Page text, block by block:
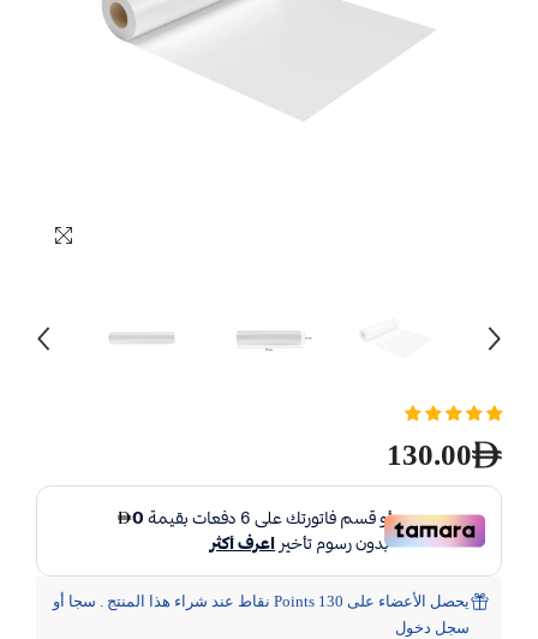
130.00
يحصل الأعضاء على 130 Points نقاط عند شراء هذا المنتج . سجا أو
سجل دخول